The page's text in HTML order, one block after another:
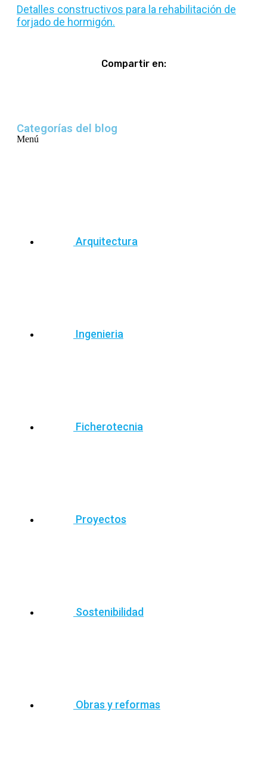
Detalles constructivos para la rehabilitación de
forjado de hormigón.
Compartir en:
Categorías del blog
Menú
Arquitectura
Ingenieria
Ficherotecnia
Proyectos
Sostenibilidad
Obras y reformas